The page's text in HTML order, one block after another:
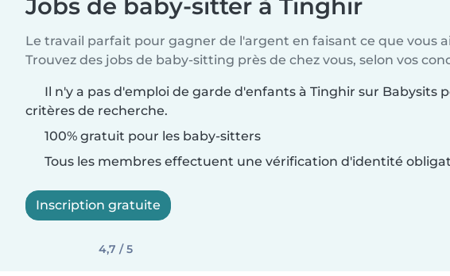
Jobs de baby-sitter à Tinghir
Le travail parfait pour gagner de l'argent en faisant ce que vous
Trouvez des jobs de baby-sitting près de chez vous, selon vos
Il n'y a pas d'emploi de garde d'enfants à Tinghir sur Babysits
critères de recherche.
100% gratuit pour les baby-sitters
Tous les membres effectuent une vérification d'identité
Inscription gratuite
4,7 / 5